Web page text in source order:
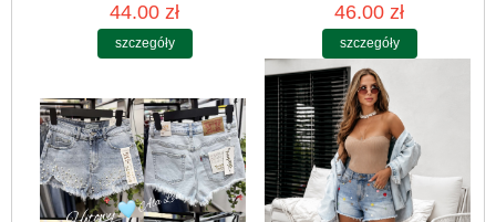
44.00 zł
szczegóły
46.00 zł
szczegóły